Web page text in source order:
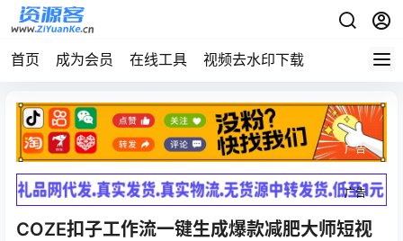
首页 成为会员 在线工具 视频去水印下载
广告
广告
COZE扣子工作流一键生成爆款减肥大师短视